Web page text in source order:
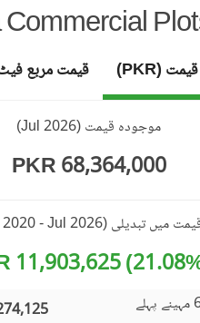
موجودہ قیمت(
Jul 2026
)
68,364,000 PKR
میں تبدیلی (Jul 2020 - Jul 2026)
پہلے
قیمت (PKR) قیمت مربع